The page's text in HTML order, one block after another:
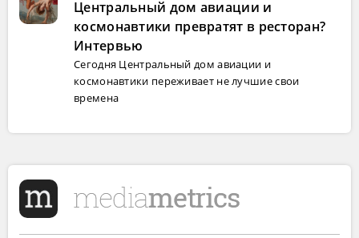
Центральный дом авиации и
космонавтики превратят в ресторан?
Интервью
Сегодня Центральный дом авиации и
космонавтики переживает не лучшие свои
времена